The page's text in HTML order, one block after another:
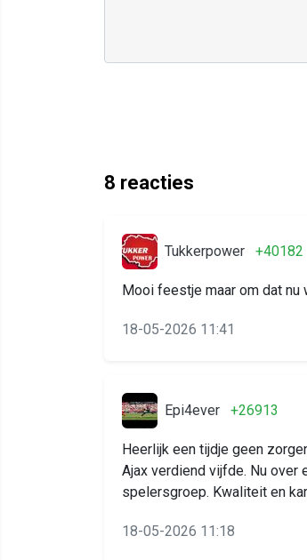
8 reacties
Tukkerpower +40182
Mooi feestje maar om dat nu
18-05-2026 11:41
Epi4ever +26913
Heerlijk een tijdje geen
Ajax verdiend vijfde. Nu over
spelersgroep. Kwaliteit en
18-05-2026 11:18